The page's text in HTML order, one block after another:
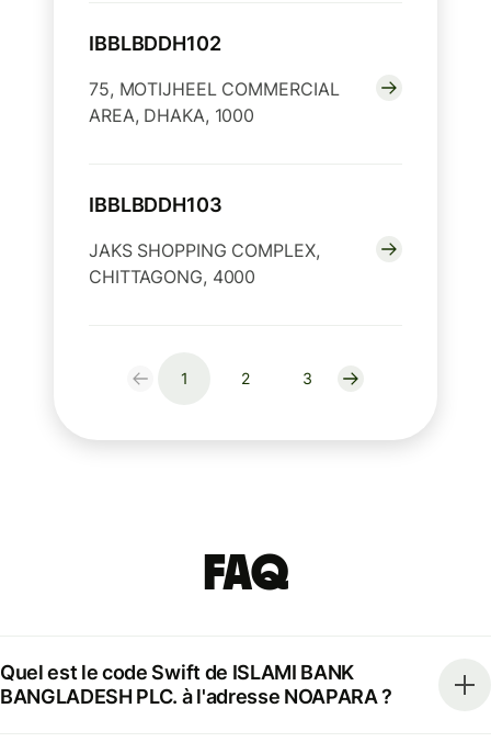
IBBLBDDH102
75, MOTIJHEEL COMMERCIAL
AREA, DHAKA, 1000
IBBLBDDH103
JAKS SHOPPING COMPLEX,
CHITTAGONG, 4000
1 2 3
FAQ
Quel est le code Swift de ISLAMI BANK
BANGLADESH PLC. à l'adresse NOAPARA ?